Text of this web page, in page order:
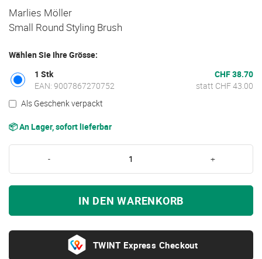
Zum
Anfang
der
springen
Marlies Möller
Small Round Styling Brush
Wählen Sie Ihre Grösse:
1 Stk
EAN: 9007867270752
CHF 38.70
statt CHF 43.00
Als Geschenk verpackt
📦 An Lager, sofort lieferbar
- +
IN DEN WARENKORB
Express Checkout